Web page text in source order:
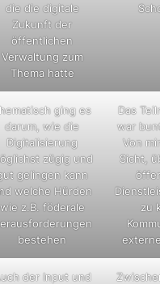
die die digitale
Zukunft der
öffentlichen
Verwaltung zum
Thema hatte
ging es
darum, wie die
Digitalisierung
zügig und
gelingen kann
welche Hürden
wie z.B. föderale
bestehen
Das
war
Von
Sicht,
zu
der Input und